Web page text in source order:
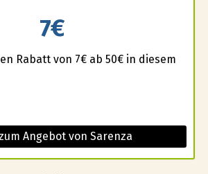
7€
Rabatt von 7€ ab 50€ in diesem
Angebot von Sarenza